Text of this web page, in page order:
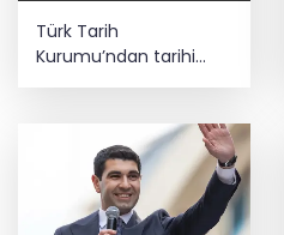
Türk Tarih
Kurumu’ndan tarihi
içerikler tek platformda